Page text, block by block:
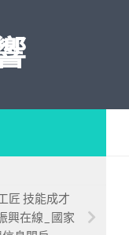
匠 技能成才
興在線_國家